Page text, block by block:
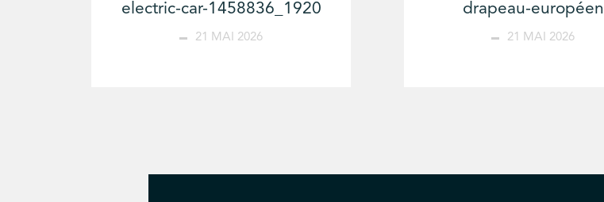
electric-car-1458836_1920
21 MAI 2026
drapeau-européen
21 MAI 2026